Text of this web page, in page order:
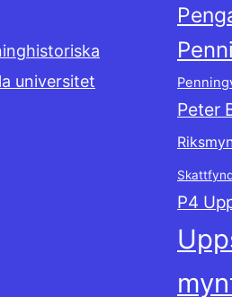
universitet
Peter
P4